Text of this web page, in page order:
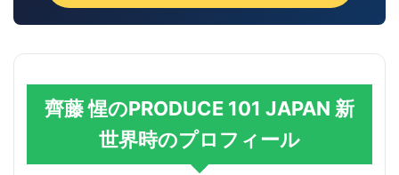
齊藤 惺のPRODUCE 101 JAPAN 新
世界時のプロフィール